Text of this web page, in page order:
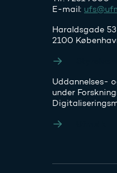
E-mail:
Haraldsgade 53
2100
Uddannelses-
under